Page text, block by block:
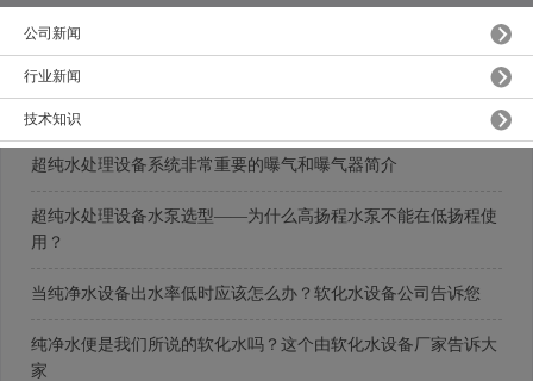
公司新闻
踩稳双重红利 软化水设备公司如何在风口“闯关”？
超纯水处理设备系统非常重要的曝气和曝气器简介
超纯水处理设备水泵选型——为什么高扬程水泵不能在低扬程使
用？
当纯净水设备出水率低时应该怎么办？软化水设备公司告诉您
纯净水便是我们所说的软化水吗？这个由软化水设备厂家告诉大
家
公司新闻
行业新闻
技术知识